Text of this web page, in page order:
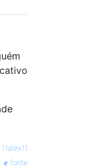
11alex11
fonte